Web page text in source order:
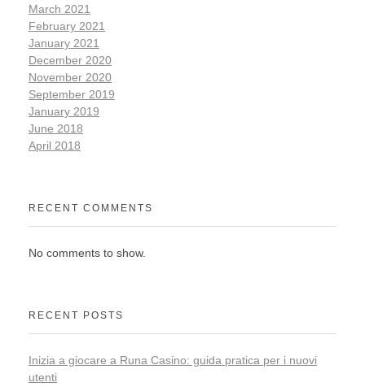
March 2021
February 2021
January 2021
December 2020
November 2020
September 2019
January 2019
June 2018
April 2018
RECENT COMMENTS
No comments to show.
RECENT POSTS
Inizia a giocare a Runa Casino: guida pratica per i nuovi
utenti